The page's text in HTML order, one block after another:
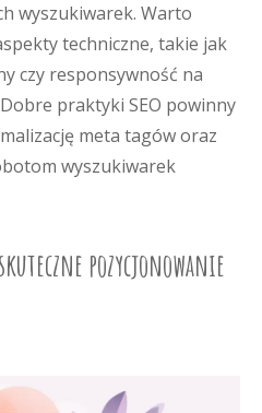
wyszukiwarek. Warto
techniczne, takie jak
czy responsywność na
praktyki SEO powinny
meta tagów oraz
wyszukiwarek
pozycjonowanie